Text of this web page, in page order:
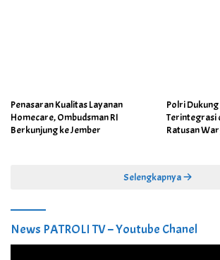
Penasaran Kualitas Layanan
Homecare, Ombudsman RI
Berkunjung ke Jember
Polri
Terintegrasi
Ratusan
Selengkapnya
News PATROLI TV – Youtube Chanel